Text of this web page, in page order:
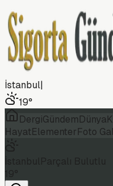
İstanbul|
19°
DergiGündemDünya
HayatElementerFoto